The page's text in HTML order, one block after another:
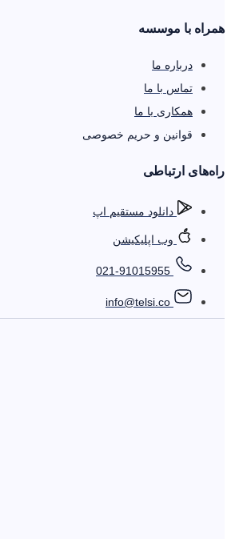
همراه با موسسه
درباره ما
تماس با ما
همکاری با ما
قوانین و حریم خصوصی
را‌ه‌های ارتباطی
دانلود مستقیم اپ
وب اپلیکیشن
021-91015955
info@telsi.co